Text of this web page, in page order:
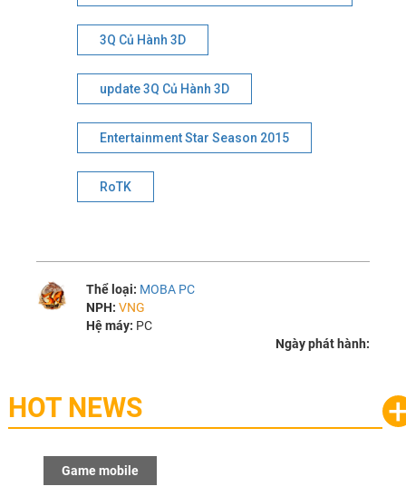
3Q Củ Hành 3D
update 3Q Củ Hành 3D
Entertainment Star Season 2015
RoTK
Thể loại: MOBA PC
NPH:VNG
Hệ máy: PC
Ngày phát hành:
HOT NEWS
Game mobile